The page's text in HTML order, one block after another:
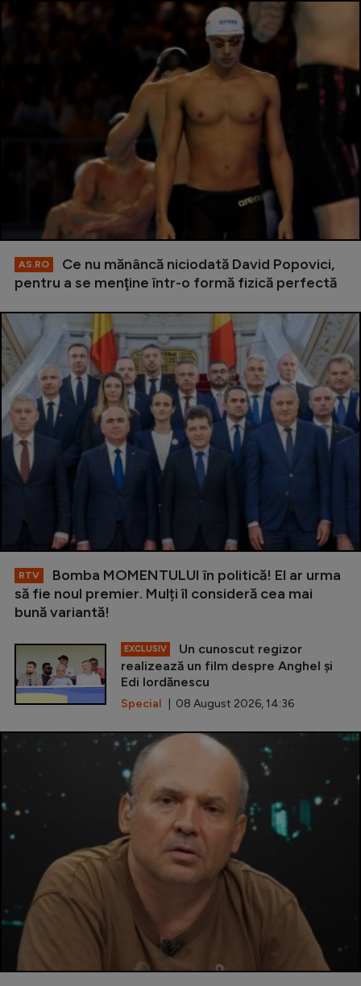
AS.RO
Ce nu mănâncă niciodată David Popovici,
pentru a se menţine într-o formă fizică perfectă
RTV
Bomba MOMENTULUI în politică! El ar urma
să fie noul premier. Mulți îl consideră cea mai
bună variantă!
EXCLUSIV
Un cunoscut regizor
realizează un film despre Anghel și
Edi Iordănescu
Special | 08 August 2026, 14:36